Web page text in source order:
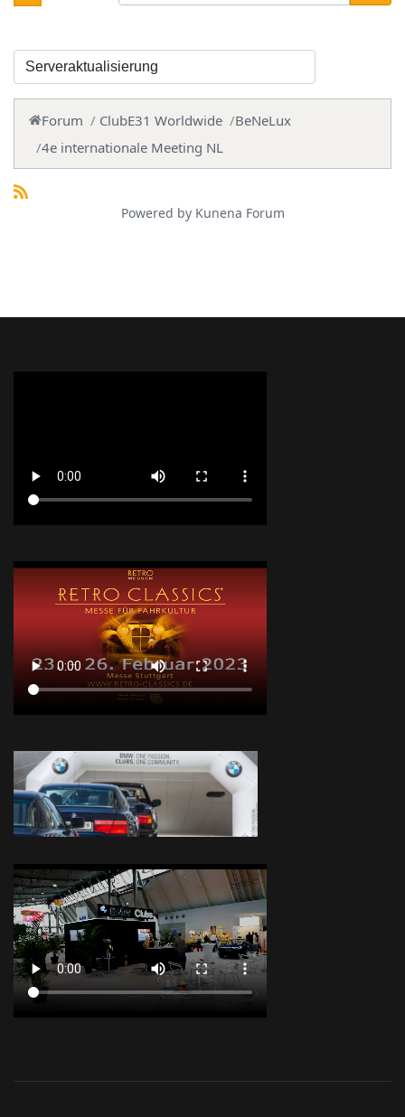
Forum ClubE31 Worldwide
BeNeLux
4e internationale Meeting NL
Powered by Kunena Forum